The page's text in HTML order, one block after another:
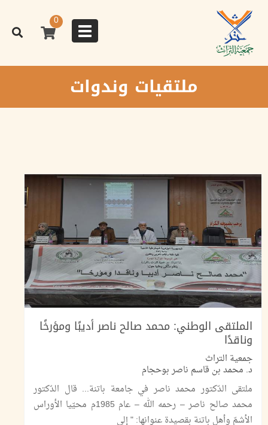
المحتوى
الرئيسي
Toggle
navigation
0
ملتقيات وندوات
الملتقى الوطني: محمد صالح ناصر أديبًا ومؤرخًا
وناقدًا
جمعية التراث
د. محمد بن قاسم ناصر بوحجام
ملتقى الدّكتور محمد ناصر في جامعة باتنة... قال الدّكتور
محمد صالح ناصر – رحمه الله – عام 1985م محيّيا الأوراس
الأشمّ وأهل باتنة بقصيدة عنوانها: " إلى